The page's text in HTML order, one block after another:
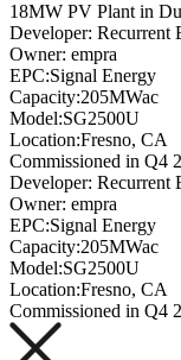
18MW PV Plant in
Developer: Recurrent
Owner: empra
EPC:Signal Energy
Capacity:205MWac
Model:SG2500U
Location:Fresno, CA
Commissioned in Q4
Developer: Recurrent
Owner: empra
EPC:Signal Energy
Capacity:205MWac
Model:SG2500U
Location:Fresno, CA
Commissioned in Q4